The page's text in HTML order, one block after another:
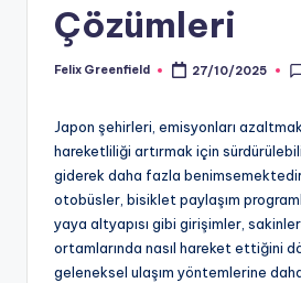
Çözümleri
Posted
Felix Greenfield 27/10/2025
Japon şehirleri, emisyonları
hareketliliği artırmak için
giderek daha fazla
otobüsler, bisiklet paylaşım
yaya altyapısı gibi girişimler,
ortamlarında nasıl hareket ettiğini
geleneksel ulaşım yöntemlerine